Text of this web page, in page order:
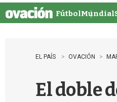
u
FútbolMundial
EL PAÍS OVACIÓN
El doble